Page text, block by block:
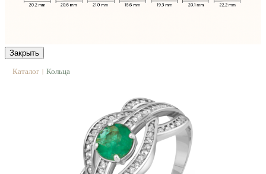
Закрыть
Каталог | Кольца